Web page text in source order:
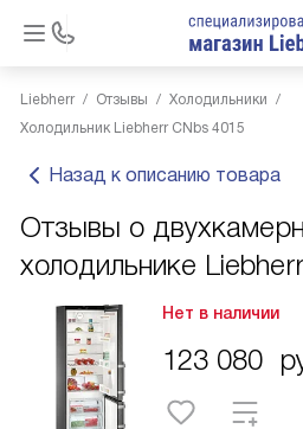
Liebherr Отзывы
Холодильники
Холодильник Liebherr CNbs 4015
Назад к описанию товара
Отзывы о
холодильнике
Нет в наличии
123 080